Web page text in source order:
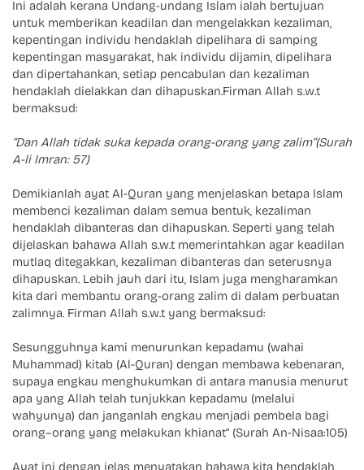
Ini adalah kerana Undang-undang Islam ialah bertujuan
untuk memberikan keadilan dan mengelakkan kezaliman,
kepentingan individu hendaklah dipelihara di samping
kepentingan masyarakat, hak individu dijamin, dipelihara
dan dipertahankan, setiap pencabulan dan kezaliman
hendaklah dielakkan dan dihapuskan.Firman Allah s.w.t
bermaksud:
“Dan Allah tidak suka kepada orang-orang yang zalim”(Surah
A-li Imran: 57)
Demikianlah ayat Al-Quran yang menjelaskan betapa Islam
membenci kezaliman dalam semua bentuk, kezaliman
hendaklah dibanteras dan dihapuskan. Seperti yang telah
dijelaskan bahawa Allah s.w.t memerintahkan agar keadilan
mutlaq ditegakkan, kezaliman dibanteras dan seterusnya
dihapuskan. Lebih jauh dari itu, Islam juga mengharamkan
kita dari membantu orang-orang zalim di dalam perbuatan
zalimnya. Firman Allah s.w.t yang bermaksud:
Sesungguhnya kami menurunkan kepadamu (wahai
Muhammad) kitab (Al-Quran) dengan membawa kebenaran,
supaya engkau menghukumkan di antara manusia menurut
apa yang Allah telah tunjukkan kepadamu (melalui
wahyunya) dan janganlah engkau menjadi pembela bagi
orang–orang yang melakukan khianat” (Surah An-Nisaa:105)
Ayat ini dengan jelas menyatakan bahawa kita hendaklah